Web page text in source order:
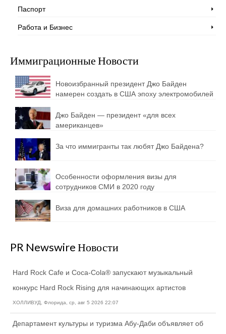
Паспорт
Работа и Бизнес
Иммиграционные Новости
Новоизбранный президент Джо Байден
намерен создать в США эпоху электромобилей
Джо Байден — президент «для всех
американцев»
За что иммигранты так любят Джо Байдена?
Особенности оформления визы для
сотрудников СМИ в 2020 году
Виза для домашних работников в США
PR Newswire Новости
Hard Rock Cafe и Coca-Cola® запускают музыкальный
конкурс Hard Rock Rising для начинающих артистов
ХОЛЛИВУД, Флорида, ср, авг 5 2026 22:07
Департамент культуры и туризма Абу-Даби объявляет об